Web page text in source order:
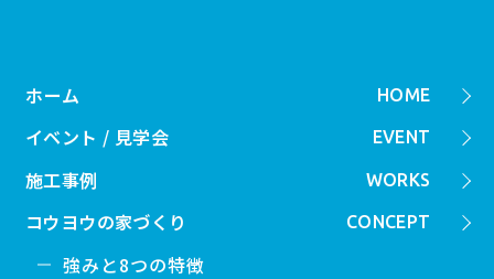
HOME
ホーム
EVENT
イベント / 見学会
WORKS
施工事例
CONCEPT
コウヨウの家づくり
強みと8つの特徴